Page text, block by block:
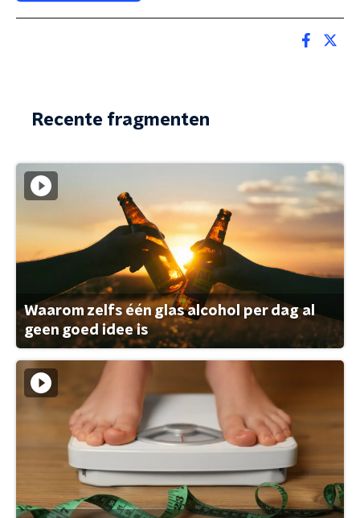
Recente fragmenten
Waarom zelfs één glas alcohol per dag al
geen goed idee is